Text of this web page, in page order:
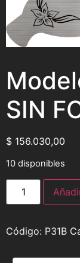
SIN
$ 156.030,00
10 disponibles
P31B